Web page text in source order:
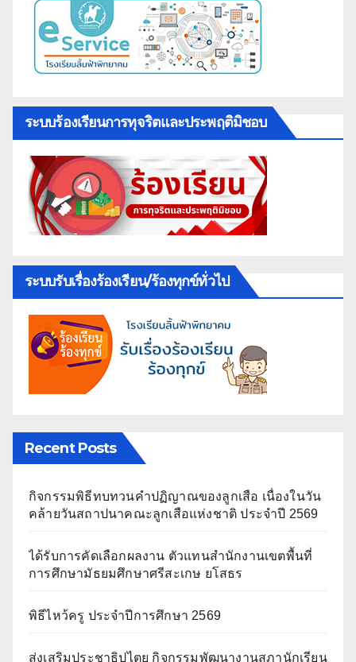
ระบบร้องเรียนการทุจริตและประพฤติมิชอบ
ระบบรับเรื่องร้องเรียน/ร้องทุกข์ทั่วไป
Recent Posts
กิจกรรมพิธีทบทวนคำปฏิญาณของลูกเสือ เนื่องในวัน
คล้ายวันสถาปนาคณะลูกเสือแห่งชาติ ประจำปี 2569
ได้รับการคัดเลือกผลงาน ตัวแทนสำนักงานเขตพื้นที่
การศึกษามัธยมศึกษาศรีสะเกษ ยโสธร
พิธีไหว้ครู ประจำปีการศึกษา 2569
ส่งเสริมประชาธิปไตย กิจกรรมพัฒนางานสภานักเรียน